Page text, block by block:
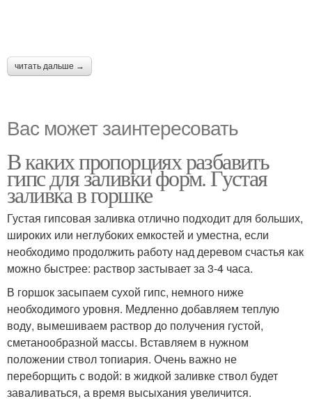
читать дальше →
Вас может заинтересовать
В каких пропорциях разбавить
гипс для заливки форм. Густая
заливка в горшке
Густая гипсовая заливка отлично подходит для больших,
широких или неглубоких емкостей и уместна, если
необходимо продолжить работу над деревом счастья как
можно быстрее: раствор застывает за 3-4 часа.
В горшок засыпаем сухой гипс, немного ниже
необходимого уровня. Медленно добавляем теплую
воду, вымешиваем раствор до получения густой,
сметанообразной массы. Вставляем в нужном
положении ствол топиария. Очень важно не
переборщить с водой: в жидкой заливке ствол будет
заваливаться, а время высыхания увеличится.